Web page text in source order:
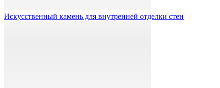
Искусственный камень для внутренней отделки стен